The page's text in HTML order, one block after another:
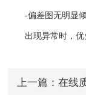
-偏差图无明显倾
出现异常时，优
上一篇： 在线质